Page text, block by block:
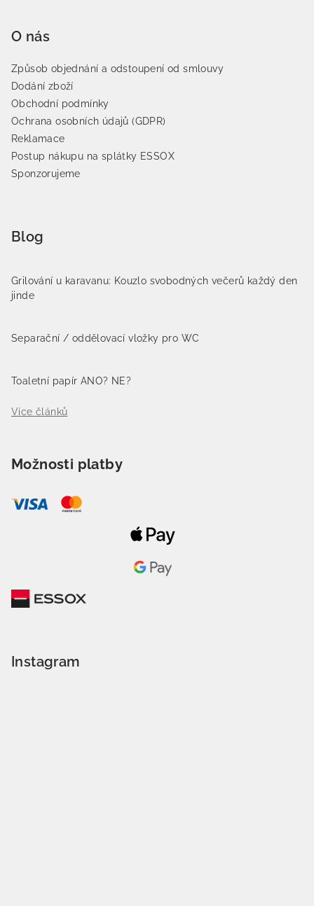
O nás
Způsob objednání a odstoupení od smlouvy
Dodání zboží
Obchodní podmínky
Ochrana osobních údajů (GDPR)
Reklamace
Postup nákupu na splátky ESSOX
Sponzorujeme
Blog
Grilování u karavanu: Kouzlo svobodných večerů každý den
jinde
Separační / oddělovací vložky pro WC
Toaletní papír ANO? NE?
Více článků
Možnosti platby
Instagram